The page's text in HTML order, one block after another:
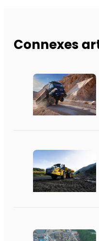
Connexes